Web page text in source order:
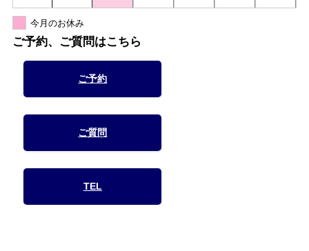
今月のお休み
ご予約、ご質問はこちら
ご予約
ご質問
TEL